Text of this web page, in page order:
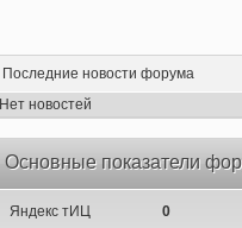
Последние новости форума
Нет новостей
Основные показатели
Яндекс тИЦ
0